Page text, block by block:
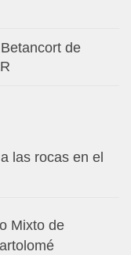
de
las rocas en el
Mixto de